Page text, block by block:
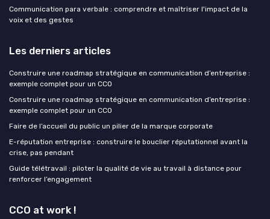
Communication para verbale : comprendre et maîtriser l'impact de la
voix et des gestes
Les derniers articles
Construire une roadmap stratégique en communication d’entreprise :
exemple complet pour un CCO
Construire une roadmap stratégique en communication d’entreprise :
exemple complet pour un CCO
Faire de l’accueil du public un pilier de la marque corporate
E-réputation entreprise : construire le bouclier réputationnel avant la
crise, pas pendant
Guide télétravail : piloter la qualité de vie au travail à distance pour
renforcer l’engagement
CCO at work !